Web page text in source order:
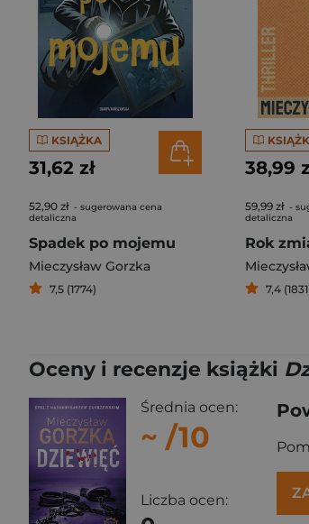
KSIĄŻKA
31,62 zł
52,90 zł - sugerowana cena
detaliczna
Spadek po mojemu
Mieczysław Gorzka
7,5 (1774)
38,99
59,99 zł -
detaliczna
Rok
7,4
Oceny i recenzje książki
Średnia ocen:
~ /10
Liczba ocen: